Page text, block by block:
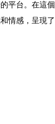
平台。在這個
情感，呈現了